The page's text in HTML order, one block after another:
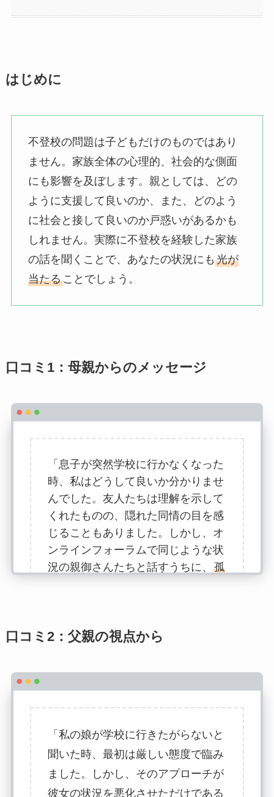
はじめに
不登校の問題は子どもだけのものではあり
ません。家族全体の心理的、社会的な側面
にも影響を及ぼします。親としては、どの
ように支援して良いのか、また、どのよう
に社会と接して良いのか戸惑いがあるかも
しれません。実際に不登校を経験した家族
の話を聞くことで、あなたの状況にも 光が
当たることでしょう。
口コミ1：母親からのメッセージ
「息子が突然学校に行かなくなった
時、私はどうして良いか分かりませ
んでした。友人たちは理解を示して
くれたものの、隠れた同情の目を感
じることもありました。しかし、オ
ンラインフォーラムで同じような状
況の親御さんたちと話すうちに、 孤
はないんです。私たち家族は、
いくことを学びました。」
口コミ2：父親の視点から
「私の娘が学校に行きたがらないと
聞いた時、最初は厳しい態度で臨み
ました。しかし、そのアプローチが
彼女の状況を悪化させただけである